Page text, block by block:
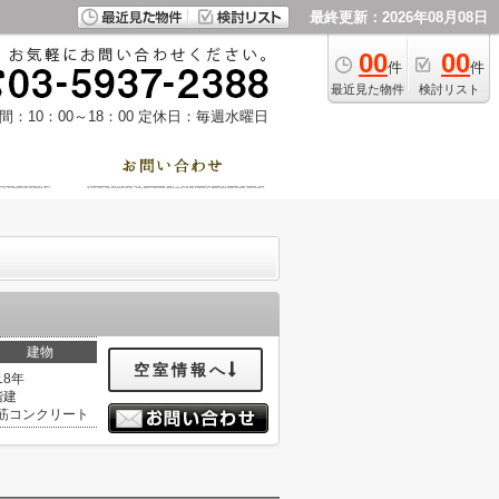
最終更新：2026年08月08日
00件
最近見た物件
00件
検討リスト
：10：00～18：00 定休日：毎週水曜日
建物
年
建
コンクリート
空室情報へ